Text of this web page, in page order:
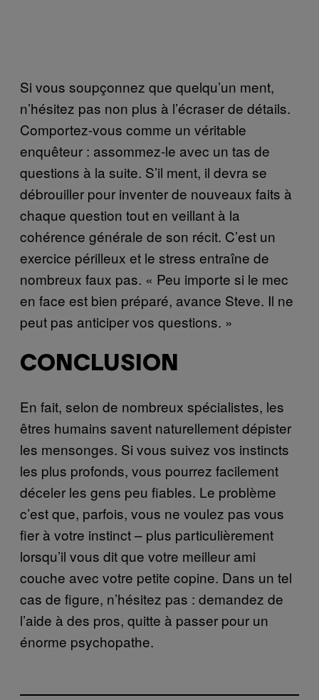
Si vous soupçonnez que quelqu’un ment,
n’hésitez pas non plus à l’écraser de détails.
Comportez-vous comme un véritable
enquêteur : assommez-le avec un tas de
questions à la suite. S’il ment, il devra se
débrouiller pour inventer de nouveaux faits à
chaque question tout en veillant à la
cohérence générale de son récit. C’est un
exercice périlleux et le stress entraîne de
nombreux faux pas. « Peu importe si le mec
en face est bien préparé, avance Steve. Il ne
peut pas anticiper vos questions. »
CONCLUSION
En fait, selon de nombreux spécialistes, les
êtres humains savent naturellement dépister
les mensonges. Si vous suivez vos instincts
les plus profonds, vous pourrez facilement
déceler les gens peu fiables. Le problème
c’est que, parfois, vous ne voulez pas vous
fier à votre instinct – plus particulièrement
lorsqu’il vous dit que votre meilleur ami
couche avec votre petite copine. Dans un tel
cas de figure, n’hésitez pas : demandez de
l’aide à des pros, quitte à passer pour un
énorme psychopathe.